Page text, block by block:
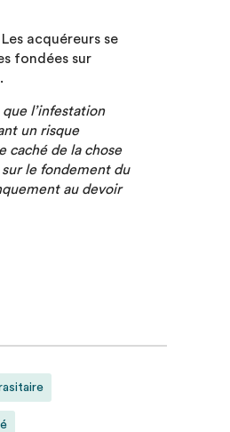
acquéreurs se
fondées sur
l’infestation
un risque
caché de la chose
le fondement du
au devoir